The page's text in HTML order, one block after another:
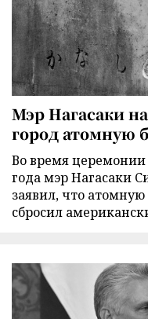
Мэр Нагасаки
город атомную
Во время
года мэр Нагасаки
заявил, что
сбросил